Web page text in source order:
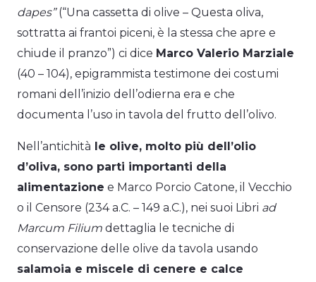
dapes”(“Una cassetta di olive – Questa oliva,
sottratta ai frantoi piceni, è la stessa che apre e
chiude il pranzo”) ci dice Marco Valerio Marziale
(40 – 104), epigrammista testimone dei costumi
romani dell’inizio dell’odierna era e che
documenta l’uso in tavola del frutto dell’olivo.
Nell’antichità le olive, molto più dell’olio
d’oliva, sono parti importanti della
alimentazione e Marco Porcio Catone, il Vecchio
o il Censore (234 a.C. – 149 a.C.), nei suoi Libri ad
Marcum Filium dettaglia le tecniche di
conservazione delle olive da tavola usando
salamoia e miscele di cenere e calce